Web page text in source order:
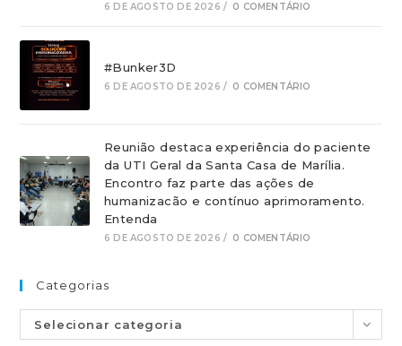
6 DE AGOSTO DE 2026 / 0 COMENTÁRIO
#Bunker3D
6 DE AGOSTO DE 2026 / 0 COMENTÁRIO
Reunião destaca experiência do paciente
da UTI Geral da Santa Casa de Marília.
Encontro faz parte das ações de
humanizacão e contínuo aprimoramento.
Entenda
6 DE AGOSTO DE 2026 / 0 COMENTÁRIO
Categorias
Selecionar categoria